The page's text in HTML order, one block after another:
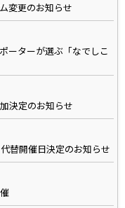
変更のお知らせ
ーターが選ぶ「なでしこ
決定のお知らせ
替開催日決定のお知らせ